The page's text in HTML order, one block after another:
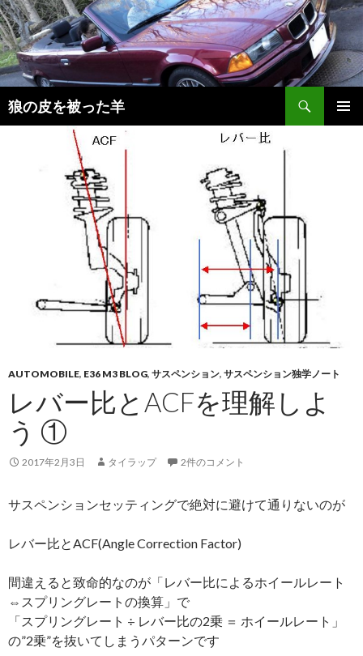
狼の皮を被った羊
検
索
AUTOMOBILE, E36 M3 BLOG, サスペンション, サスペンション独学ノート
レバー比とACFを理解しよ
う ①
2017年2月3日 タイラップ 2件のコメント
サスペンションセッティングで絶対に避けて通りないのが
レバー比とACF(Angle Correction Factor)
間違えると致命的なのが「レバー比によるホイールレート
⇔スプリングレートの換算」で
「スプリングレート ÷ レバー比の2乗 ＝ ホイールレート」
の”2乗”を抜いてしまうパターンです